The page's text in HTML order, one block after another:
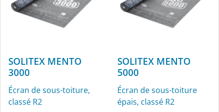
ROFLEX
Manchettes pour
conduits pour l’intérieur
et l’extérieur
ROFLEX exto
Manchette pour conduit
d‘aération
SOLITEX MENTO
3000
Écran de sous-toiture,
classé R2
SOLITEX MENTO
5000
Écran de sous-toiture
épais, classé R2